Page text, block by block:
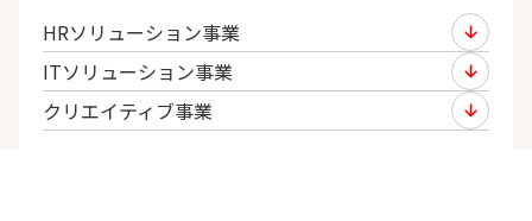
HRソリューション事業
ITソリューション事業
クリエイティブ事業